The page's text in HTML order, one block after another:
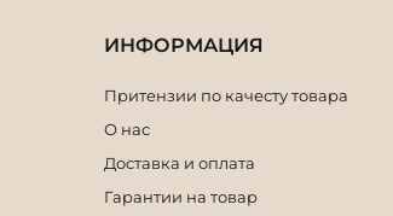
ИНФОРМАЦИЯ
Притензии по качесту товара
О нас
Доставка и оплата
Гарантии на товар